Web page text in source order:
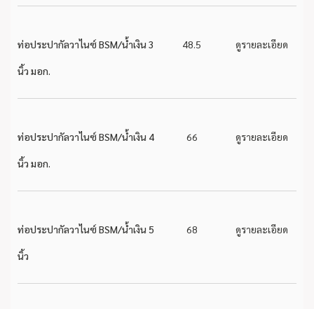
ท่อประปากัลวาไนซ์ BSM/น้ำเงิน 3
นิ้ว มอก.
48.5 ดูรายละเอียด
ท่อประปากัลวาไนซ์ BSM/น้ำเงิน 4
นิ้ว มอก.
66 ดูรายละเอียด
ท่อประปากัลวาไนซ์ BSM/น้ำเงิน 5
นิ้ว
68 ดูรายละเอียด